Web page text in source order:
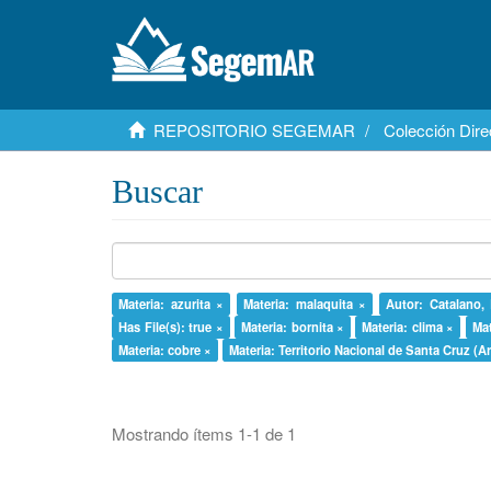
REPOSITORIO SEGEMAR Colección
Buscar
Materia: azurita × Materia: malaquita ×
Autor:
Has File(s): true ×
Materia: bornita × Materia: clima ×
Materia: cobre ×
Materia: Territorio Nacional de Santa Cruz
Mostrando ítems 1-1 de 1